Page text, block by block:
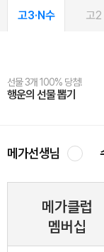
고3·N수 고2
선물 3개 100% 당첨!
행운의 선물 뽑기
선물 100% 증정!
메가스터디 X 올리브
2027 러셀 단과
강사 공개선발
스마트러닝앱
설문 EVENT
메가패스
3일 무료 체험권
메가패스 수강생 무료혜택!
메가클럽 멤버십
사회공헌 캠페인
희망이룸 메가나눔
메가선생님
메가클럽
멤버십